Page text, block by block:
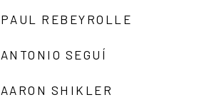
PAUL REBEYROLLE
ANTONIO SEGUÍ
AARON SHIKLER